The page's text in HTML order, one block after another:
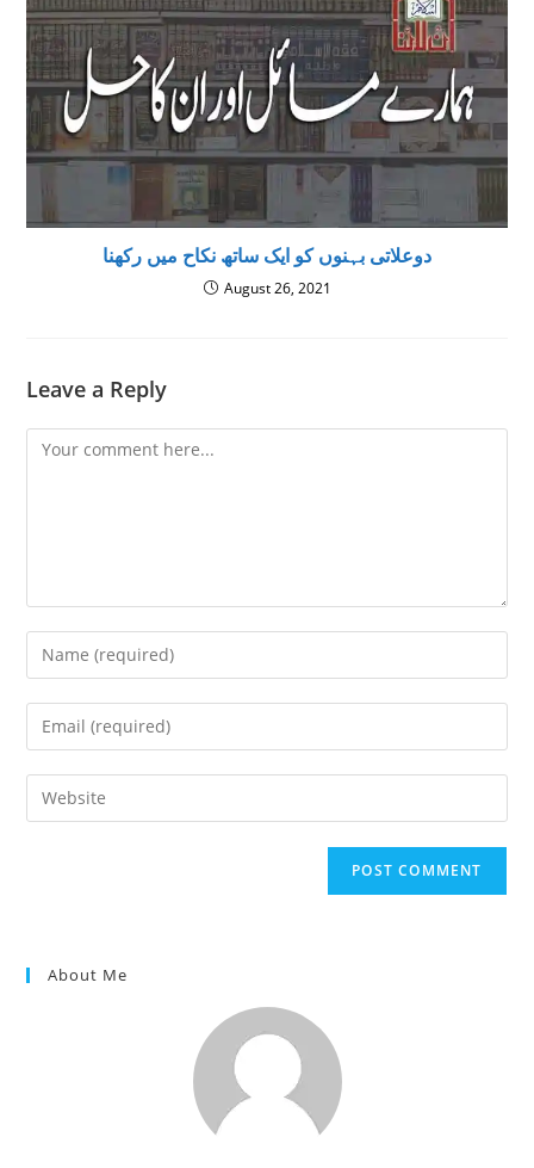
دوعلاتی بہنوں کو ایک ساتھ نکاح میں رکھنا
August 26, 2021
Leave a Reply
Comment
Enter
your
name
comment
Enter
your
email
address
Enter
your
About Me